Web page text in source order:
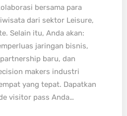
bersama para
dari sektor Leisure,
Selain itu, Anda akan:
jaringan bisnis,
baru, dan
makers industri
yang tepat. Dapatkan
visitor pass Anda…